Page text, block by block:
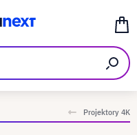
Projektory 4K